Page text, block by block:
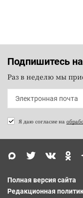
Подпишитесь
Раз в неделю мы
Я даю согласие на
Полная версия сайта
Редакционная